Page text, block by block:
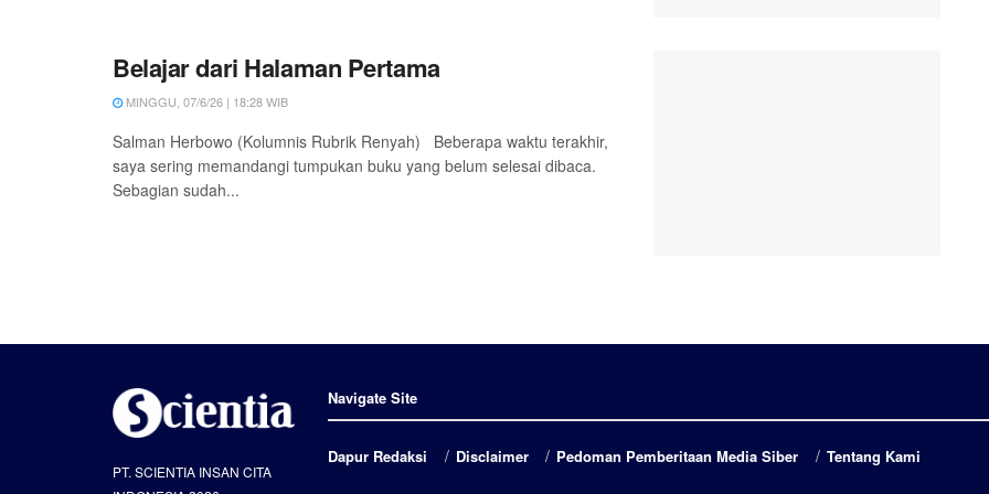
Belajar dari Halaman Pertama
MINGGU, 07/6/26 | 18:28 WIB
Salman Herbowo (Kolumnis Rubrik Renyah) Beberapa waktu terakhir,
saya sering memandangi tumpukan buku yang belum selesai dibaca.
Sebagian sudah...
PT. SCIENTIA INSAN CITA
Navigate Site
Dapur Redaksi Disclaimer Pedoman Pemberitaan Media Siber Tentang Kami